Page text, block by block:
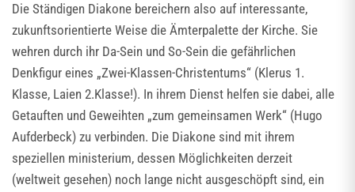
Die Ständigen Diakone bereichern also auf interessante,
zukunftsorientierte Weise die Ämterpalette der Kirche. Sie
wehren durch ihr Da-Sein und So-Sein die gefährlichen
Denkfigur eines „Zwei-Klassen-Christentums“ (Klerus 1.
Klasse, Laien 2.Klasse!). In ihrem Dienst helfen sie dabei, alle
Getauften und Geweihten „zum gemeinsamen Werk“ (Hugo
Aufderbeck) zu verbinden. Die Diakone sind mit ihrem
speziellen ministerium, dessen Möglichkeiten derzeit
(weltweit gesehen) noch lange nicht ausgeschöpft sind, ein